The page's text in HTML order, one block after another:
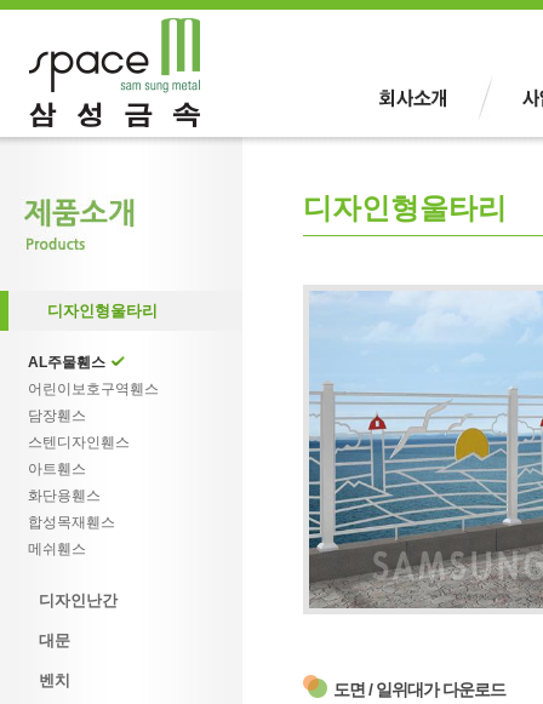
디자인형울타리
AL주물휀스
어린이보호구역휀스
담장휀스
스텐디자인휀스
아트휀스
화단용휀스
합성목재휀스
메쉬휀스
디자인난간
대문
벤치
디자인형울타리
도면 / 일위대가 다운로드